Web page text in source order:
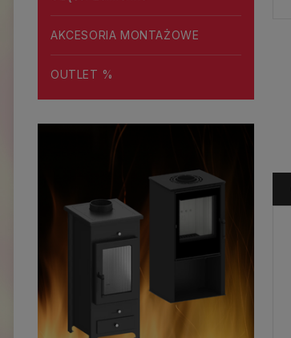
AKCESORIA MONTAŻOWE
OUTLET %